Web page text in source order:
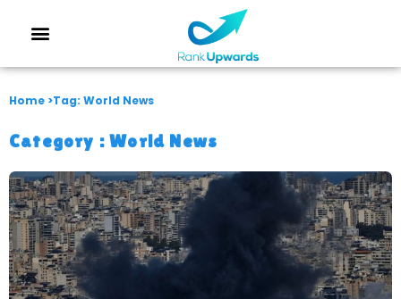
Home >Tag: World News
Category :World News